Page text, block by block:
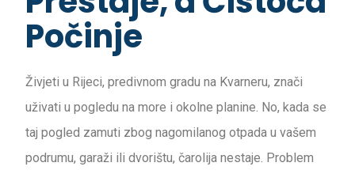
Počinje
Živjeti u Rijeci, predivnom gradu na Kvarneru, znači
uživati u pogledu na more i okolne planine. No, kada se
taj pogled zamuti zbog nagomilanog otpada u vašem
podrumu, garaži ili dvorištu, čarolija nestaje. Problem